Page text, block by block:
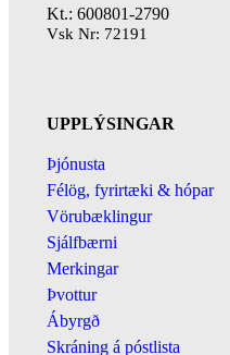
Kt.: 600801-2790
Vsk Nr: 72191
UPPLÝSINGAR
Þjónusta
Félög, fyrirtæki & hópar
Vörubæklingur
Sjálfbærni
Merkingar
Þvottur
Ábyrgð
Skráning á póstlista